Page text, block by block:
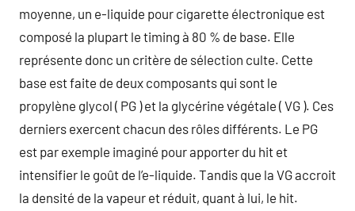
moyenne, un e-liquide pour cigarette électronique est
composé la plupart le timing à 80 % de base. Elle
représente donc un critère de sélection culte. Cette
base est faite de deux composants qui sont le
propylène glycol ( PG ) et la glycérine végétale ( VG ). Ces
derniers exercent chacun des rôles différents. Le PG
est par exemple imaginé pour apporter du hit et
intensifier le goût de l’e-liquide. Tandis que la VG accroit
la densité de la vapeur et réduit, quant à lui, le hit.